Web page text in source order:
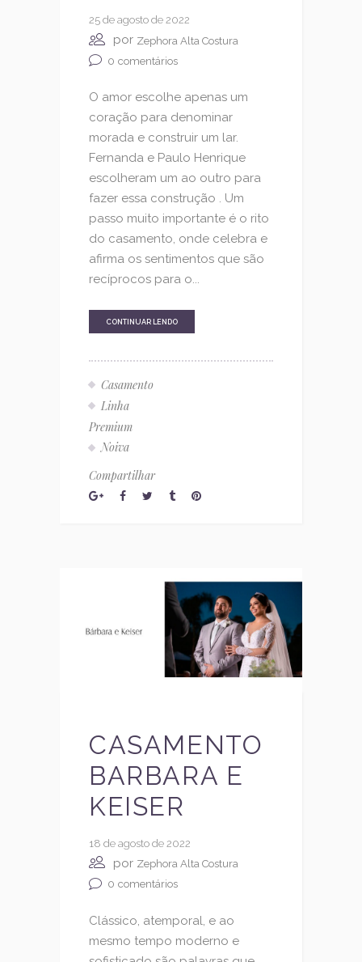
25 de agosto de 2022
por Zephora Alta Costura
0 comentários
O amor escolhe apenas um
coração para denominar
morada e construir um lar.
Fernanda e Paulo Henrique
escolheram um ao outro para
fazer essa construção . Um
passo muito importante é o rito
do casamento, onde celebra e
afirma os sentimentos que são
recíprocos para o...
CONTINUAR LENDO
Casamento
Linha
Premium
Noiva
Compartilhar
CASAMENTO
BARBARA E
KEISER
18 de agosto de 2022
por Zephora Alta Costura
0 comentários
Clássico, atemporal, e ao
mesmo tempo moderno e